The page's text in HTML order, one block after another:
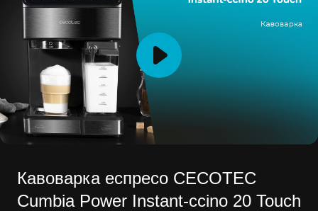
Кавоварка еспресо CECOTEC
Cumbia Power Instant-ccino 20 Touch